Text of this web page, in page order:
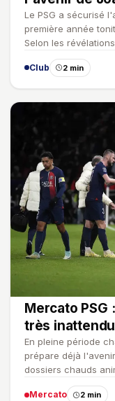
Le PSG a sécurisé
première année
Selon les
Club 2 min
Mercato
très
En pleine période
prépare déjà
dossiers chauds
Mercato 2 min